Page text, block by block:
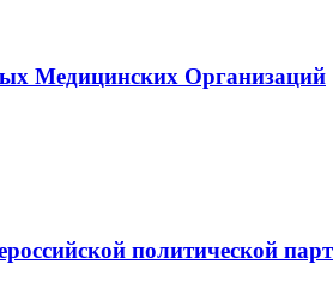
Медицинских Организаций